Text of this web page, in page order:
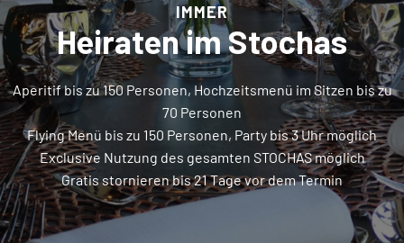
IMMER
Heiraten im Stochas
Aperitif bis zu 150 Personen, Hochzeitsmenü im Sitzen bis zu
70 Personen
Flying Menü bis zu 150 Personen, Party bis 3 Uhr möglich
Exclusive Nutzung des gesamten STOCHAS möglich
Gratis stornieren bis 21 Tage vor dem Termin